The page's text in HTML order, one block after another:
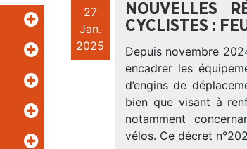
27
Jan.
2025
NOUVELLES
CYCLISTES :
Depuis novembre
encadrer les
d’engins de
bien que visant à
notamment
vélos. Ce décret